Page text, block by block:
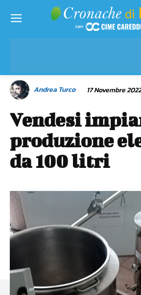
Andrea Turco 17 Novembre 2022
Vendesi
produzione
da 100 litri